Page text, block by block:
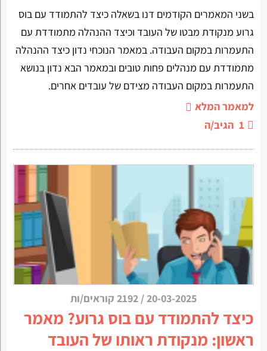
בשני המאמרים הקודמים דנו בשאלה כיצד להתמודד עם בוס
גרוע מנקודת מבטו של העובד וכיצד ההנהלה מתמודדת עם
התעמרות במקום העבודה. במאמר הנוכחי נדון כיצד ההנהלה
מתמודדת עם מנהלים פחות טובים ובמאמר הבא נדון בנושא
התעמרות במקום העבודה מצידם של עובדים אחרים.
למאמר המלא
1 הגיב/ה
20-03-2025
/ 2192 קוראים/ות
כיצד להתמודד עם בוס גרוע? מאמר
ראשון: מנקודת ראותו של העובד